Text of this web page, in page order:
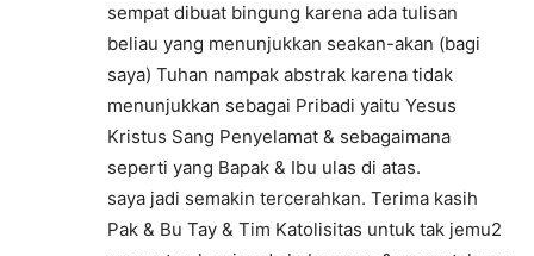
sempat dibuat bingung karena ada tulisan
beliau yang menunjukkan seakan-akan (bagi
saya) Tuhan nampak abstrak karena tidak
menunjukkan sebagai Pribadi yaitu Yesus
Kristus Sang Penyelamat & sebagaimana
seperti yang Bapak & Ibu ulas di atas.
saya jadi semakin tercerahkan. Terima kasih
Pak & Bu Tay & Tim Katolisitas untuk tak jemu2